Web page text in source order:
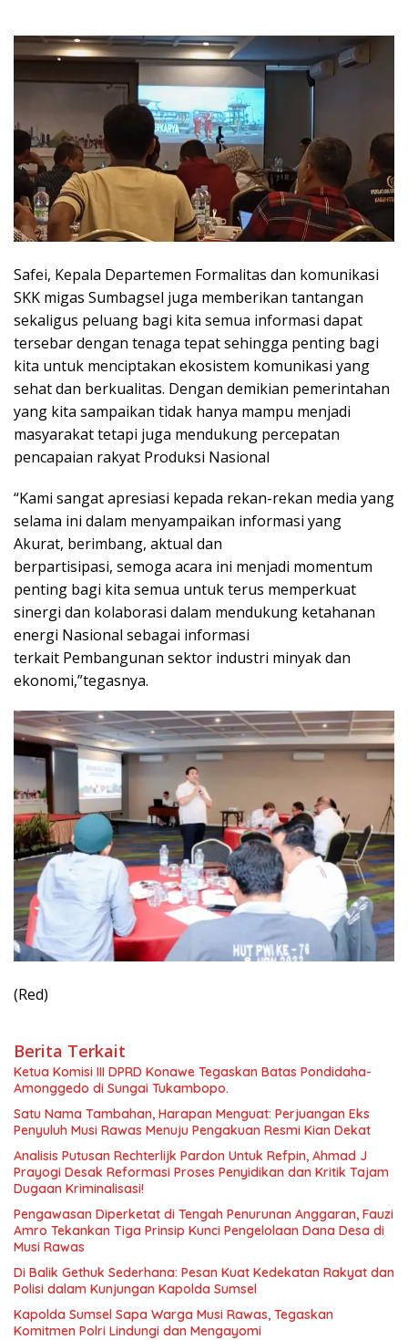
Safei, Kepala Departemen Formalitas dan komunikasi
SKK migas Sumbagsel juga memberikan tantangan
sekaligus peluang bagi kita semua informasi dapat
tersebar dengan tenaga tepat sehingga penting bagi
kita untuk menciptakan ekosistem komunikasi yang
sehat dan berkualitas. Dengan demikian pemerintahan
yang kita sampaikan tidak hanya mampu menjadi
masyarakat tetapi juga mendukung percepatan
pencapaian rakyat Produksi Nasional
“Kami sangat apresiasi kepada rekan-rekan media yang
selama ini dalam menyampaikan informasi yang
Akurat, berimbang, aktual dan
berpartisipasi, semoga acara ini menjadi momentum
penting bagi kita semua untuk terus memperkuat
sinergi dan kolaborasi dalam mendukung ketahanan
energi Nasional sebagai informasi
terkait Pembangunan sektor industri minyak dan
ekonomi,”tegasnya.
(Red)
Berita Terkait
Ketua Komisi III DPRD Konawe Tegaskan Batas Pondidaha-
Amonggedo di Sungai Tukambopo.
Satu Nama Tambahan, Harapan Menguat: Perjuangan Eks
Penyuluh Musi Rawas Menuju Pengakuan Resmi Kian Dekat
Analisis Putusan Rechterlijk Pardon Untuk Refpin, Ahmad J
Prayogi Desak Reformasi Proses Penyidikan dan Kritik Tajam
Dugaan Kriminalisasi!
Pengawasan Diperketat di Tengah Penurunan Anggaran, Fauzi
Amro Tekankan Tiga Prinsip Kunci Pengelolaan Dana Desa di
Musi Rawas
Di Balik Gethuk Sederhana: Pesan Kuat Kedekatan Rakyat dan
Polisi dalam Kunjungan Kapolda Sumsel
Kapolda Sumsel Sapa Warga Musi Rawas, Tegaskan
Komitmen Polri Lindungi dan Mengayomi